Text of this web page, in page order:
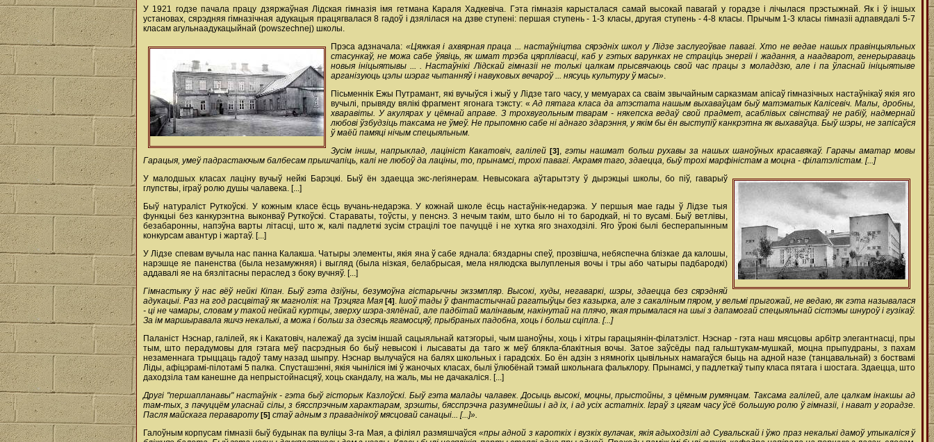
У 1921 годзе пачала працу дзяржаўная Лідская гімназія імя гетмана Караля Хадкевіча. Гэта гімназія карысталася самай высокай павагай у горадзе і лічылася прэстыжнай. Як і ў іншых
установах, сярэдняя гімназічная адукацыя працягвалася 8 гадоў і дзялілася на дзве ступені: першая ступень - 1-3 класы, другая ступень - 4-8 класы. Прычым 1-3 класы гімназіі адпавядалі 5-7
класам агульнаадукацыйнай (powszechnej) школы.
Прэса адзначала: «Цяжкая і ахвярная праца ... настаўніцтва сярэдніх школ у Лідзе заслугоўвае павагі. Хто не ведае нашых правінцыяльных
стасункаў, не можа сабе ўявіць, як шмат трэба цярплівасці, каб у гэтых варунках не страціць энергіі і жадання, а наадварот, генерыраваць
новыя ініцыятывы ... . Настаўнікі Лідскай гімназіі не толькі цалкам прысвячаюць свой час працы з моладдзю, але і па ўласнай ініцыятыве
арганізуюць цэлы шэраг чытанняў і навуковых вечароў ... нясуць культуру ў масы».
Пісьменнік Ежы Путрамант, які вучыўся і жыў у Лідзе таго часу, у мемуарах са сваім звычайным сарказмам апісаў гімназічных настаўнікаў якія яго
вучылі, прывяду вялікі фрагмент ягонага тэксту: «Ад пятага класа да атэстата нашым выхаваўцам быў матэматык Калісевіч. Малы, дробны,
хваравіты. У акулярах у цёмнай аправе. З трохвугольным тварам - някепска ведаў свой прадмет, асаблівых свінстваў не рабіў, надмернай
любові ўзбудзіць таксама не ўмеў. Не прыпомню сабе ні аднаго здарэння, у якім бы ён выступіў канкрэтна як выхаваўца. Быў шэры, не запісаўся
ў маёй памяці нічым спецыяльным.
Зусім іншы, напрыклад, лацініст Какатовіч, галілей[3],гэты нашмат больш рухавы за нашых шаноўных красавякаў. Гарачы аматар мовы
Гарацыя, умеў падрастаючым балбесам прышчапіць, калі не любоў да лаціны, то, прынамсі, трохі павагі. Акрамя таго, здаецца, быў трохі марфіністам а моцна - філатэлістам. [...]
У малодшых класах лаціну вучыў нейкі Барэцкі. Быў ён здаецца экс-легіянерам. Невысокага аўтарытэту ў дырэкцыі школы, бо піў, гаварыў
глупствы, іграў ролю душы чалавека. [...]
Быў натураліст Руткоўскі. У кожным класе ёсць вучань-недарэка. У кожнай школе ёсць настаўнік-недарэка. У першыя мае гады ў Лідзе тыя
функцыі без канкурэнтна выконваў Руткоўскі. Стараваты, тоўсты, у пенснэ. З нечым такім, што было ні то бародкай, ні то вусамі. Быў ветлівы,
безабаронны, напэўна варты літасці, што ж, калі падлеткі зусім страцілі тое пачуццё і не хутка яго знаходзілі. Яго ўрокі былі бесперапынным
конкурсам авантур і жартаў. [...]
У Лідзе спевам вучыла нас панна Калакша. Чатыры элементы, якія яна ў сабе яднала: бяздарны спеў, прозвішча, небяспечна блізкае да калошы,
нарэшце яе паненства (была незамужняя) і выгляд (была нізкая, белабрысая, мела нялюдска вылупленыя вочы і тры або чатыры падбародкі)
аддавалі яе на бязлітасны пераслед з боку вучняў. [...]
Гімнастыку ў нас вёў нейкі Кіпан. Быў гэта дзіўны, безумоўна гістарычны экзэмпляр. Высокі, худы, негаваркі, шэры, здаецца без сярэдняй
адукацыі. Раз на год расцвітаў як магнолія: на Трэцяга Мая[4].Ішоў тады ў фантастычнай рагатыўцы без казырка, але з сакаліным пяром, у вельмі прыгожай, не ведаю, як гэта называлася
- ці не чамары, словам у такой нейкай куртцы, зверху шэра-зялёнай, але падбітай малінавым, накінутай на плячо, якая трымалася на шыі з дапамогай спецыяльнай сістэмы шнуроў і гузікаў.
За ім маршыравала яшчэ некалькі, а можа і больш за дзесяць ягамосцяў, прыбраных падобна, хоць і больш сціпла. [...]
Паланіст Нэснар, галілей, як і Какатовіч, належаў да зусім іншай сацыяльнай катэгорыі, чым шаноўны, хоць і хітры гарацыянін-філатэліст. Нэснар - гэта наш мясцовы арбітр элегантнасці, пры
тым, што перадумовы для гэтага меў пасрэдныя бо быў невысокі і лысаваты да таго ж меў блякла-блакітныя вочы. Затое заўсёды пад гальштукам-мушкай, моцна прыпудраны, з пахам
незаменнага трыццаць гадоў таму назад шыпру. Нэснар вылучаўся на балях школьных і гарадскіх. Бо ён адзін з нямногіх цывільных намагаўся быць на адной назе (танцавальнай) з боствамі
Ліды, афіцэрамі-пілотамі 5 палка. Спусташэнні, якія чыніліся імі ў жаночых класах, былі ўлюбёнай тэмай школьнага фальклору. Прынамсі, у падлеткаў тыпу класа пятага і шостага. Здаецца, што
даходзіла там канешне да непрыстойнасцяў, хоць скандалу, на жаль, мы не дачакаліся. [...]
Другі "першапланавы" настаўнік - гэта быў гісторык Казлоўскі. Быў гэта малады чалавек. Досыць высокі, моцны, прыстойны, з цёмным румянцам. Таксама галілей, але цалкам інакшы ад
там-тых, з пачуццём уласнай сілы, з бясспрэчным характарам, зрэшты, бясспрэчна разумнейшы і ад іх, і ад усіх астатніх. Іграў з цягам часу ўсё большую ролю ў гімназіі, і нават у горадзе.
Пасля майскага перавароту[5] стаў адным з праваднікоў мясцовай санацыі... [...]».
Галоўным корпусам гімназіі быў будынак па вуліцы 3-га Мая, а філіял размяшчаўся«пры адной з кароткіх і вузкіх вулачак, якія адыходзілі ад Сувальскай і ўжо праз некалькі дамоў утыкаліся ў